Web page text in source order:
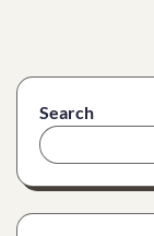
Search